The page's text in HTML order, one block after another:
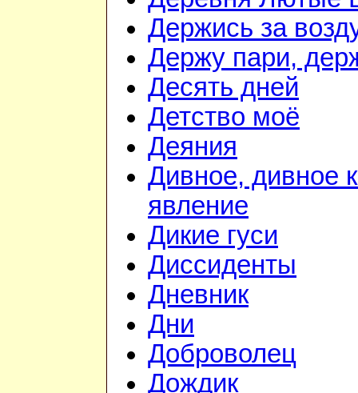
Держись за
Держу пари,
Десять дней
Детство моё
Деяния
Дивное, дивное
явление
Дикие гуси
Диссиденты
Дневник
Дни
Доброволец
Дождик